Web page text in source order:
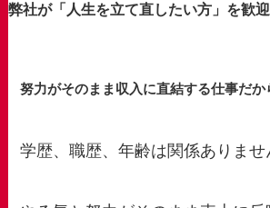
弊社が「人生を立て直したい方」を歓
努力がそのまま収入に直結する仕事だか
学歴、職歴、年齢は関係ありませ